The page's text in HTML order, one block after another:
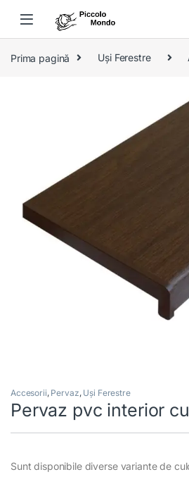
Prima pagină Uși Ferestre
Accesorii, Pervaz, Uși Ferestre
Pervaz pvc interior
Sunt disponibile diverse variante de